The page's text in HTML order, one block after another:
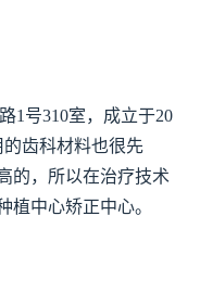
1号310室，成立于20
齿科材料也很先
的，所以在治疗技术
中心矫正中心。